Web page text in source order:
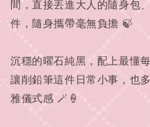
間，直接丟進大人的隨身包
件，隨身攜帶毫無負擔 🍃
沉穩的曜石純黑，配上最懂
讓削鉛筆這件日常小事，也
雅儀式感 🪄🍦